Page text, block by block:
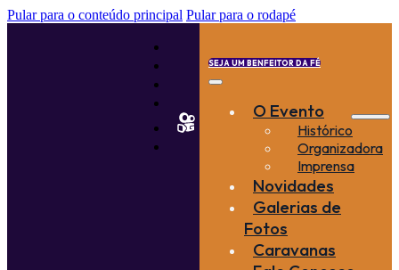
Pular para o conteúdo principal Pular para o rodapé
SEJA UM BENFEITOR DA FÉ
O Evento
Histórico
Organizadora
Imprensa
Novidades
Galerias de
Fotos
Caravanas